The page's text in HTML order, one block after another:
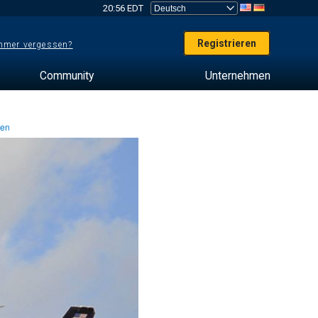
20:56 EDT
vergessen? Registrieren
Community Unternehmen